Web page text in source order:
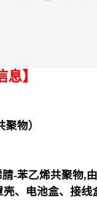
息】
物）
-苯乙烯共聚物,
、电池盒、接线